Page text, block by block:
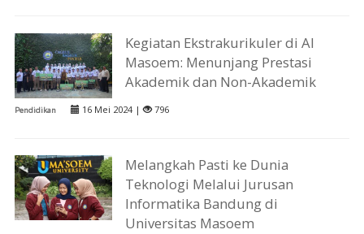
Kegiatan Ekstrakurikuler di Al
Masoem: Menunjang Prestasi
Akademik dan Non-Akademik
Pendidikan 16 Mei 2024 | 796
Melangkah Pasti ke Dunia
Teknologi Melalui Jurusan
Informatika Bandung di
Universitas Masoem